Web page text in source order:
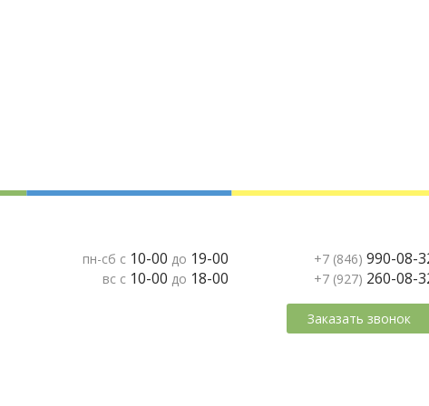
пн-сб с 10-00 до 19-00
вс с 10-00 до 18-00
+7 (846) 990-08-
+7 (927) 260-08-
Заказать звонок